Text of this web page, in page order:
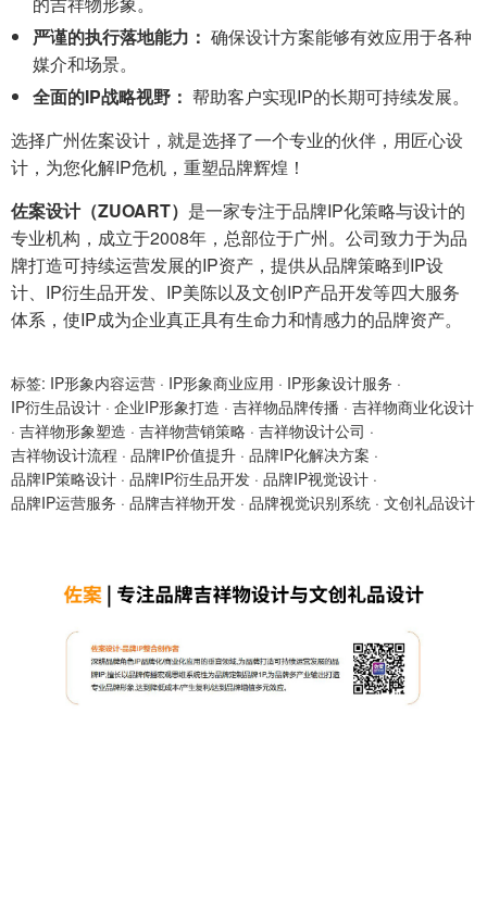
严谨的执行落地能力： 确保设计方案能够有效应用于各种
媒介和场景。
全面的IP战略视野： 帮助客户实现IP的长期可持续发展。
选择广州佐案设计，就是选择了一个专业的伙伴，用匠心设
计，为您化解IP危机，重塑品牌辉煌！
佐案设计（ZUOART） 是一家专注于品牌IP化策略与设计的
专业机构，成立于2008年，总部位于广州。公司致力于为品
牌打造可持续运营发展的IP资产，提供从品牌策略到IP设
计、IP衍生品开发、IP美陈以及文创IP产品开发等四大服务
体系，使IP成为企业真正具有生命力和情感力的品牌资产。
标签: IP形象内容运营 · IP形象商业应用 · IP形象设计服务 ·
IP衍生品设计 · 企业IP形象打造 · 吉祥物品牌传播 · 吉祥物商业化设计
· 吉祥物形象塑造 · 吉祥物营销策略 · 吉祥物设计公司 ·
吉祥物设计流程 · 品牌IP价值提升 · 品牌IP化解决方案 ·
品牌IP策略设计 · 品牌IP衍生品开发 · 品牌IP视觉设计 ·
品牌IP运营服务 · 品牌吉祥物开发 · 品牌视觉识别系统 · 文创礼品设计